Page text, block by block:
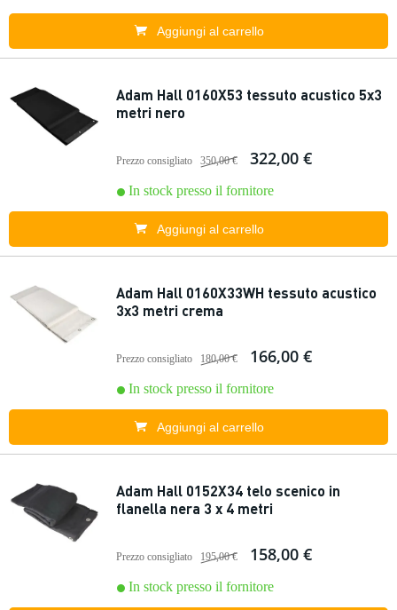
Aggiungi al carrello
Adam Hall 0160X53 tessuto acustico 5x3
metri nero
Prezzo consigliato 350,00 € 322,00 €
In stock presso il fornitore
Aggiungi al carrello
Adam Hall 0160X33WH tessuto acustico
3x3 metri crema
Prezzo consigliato 180,00 € 166,00 €
In stock presso il fornitore
Aggiungi al carrello
Adam Hall 0152X34 telo scenico in
flanella nera 3 x 4 metri
Prezzo consigliato 195,00 € 158,00 €
In stock presso il fornitore